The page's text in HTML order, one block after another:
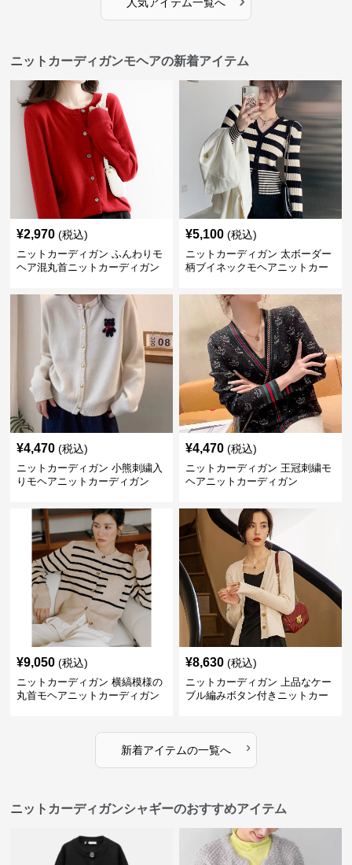
ニットカーディガンモヘアの新着アイテム
¥2,970 (税込)
ニットカーディガン ふんわりモ
ヘア混丸首ニットカーディガン
¥5,100 (税込)
ニットカーディガン 太ボーダー
柄ブイネックモヘアニットカー
¥4,470 (税込)
ニットカーディガン 小熊刺繍入
りモヘアニットカーディガン
¥4,470 (税込)
ニットカーディガン 王冠刺繍モ
ヘアニットカーディガン
¥9,050 (税込)
ニットカーディガン 横縞模様の
丸首モヘアニットカーディガン
¥8,630 (税込)
ニットカーディガン 上品なケー
ブル編みボタン付きニットカー
新着アイテムの一覧へ ›
ニットカーディガンシャギーのおすすめアイテム